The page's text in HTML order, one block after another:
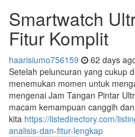
Smartwatch
Fitur Komplit
haarisiumo756159 62 days
Setelah peluncuran yang cukup
menemukan momen untuk
mengenai Jam Tangan Pintar
macam kemampuan canggih
kita https://listedirectory.com/
analisis-dan-fitur-lengkap